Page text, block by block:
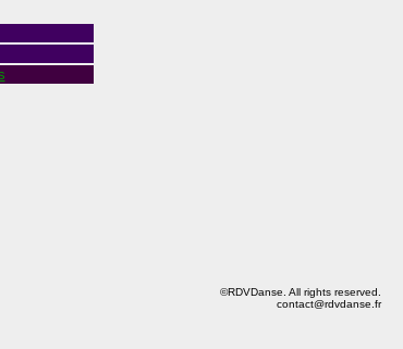
©RDVDanse. All rights reserved.
contact@rdvdanse.fr